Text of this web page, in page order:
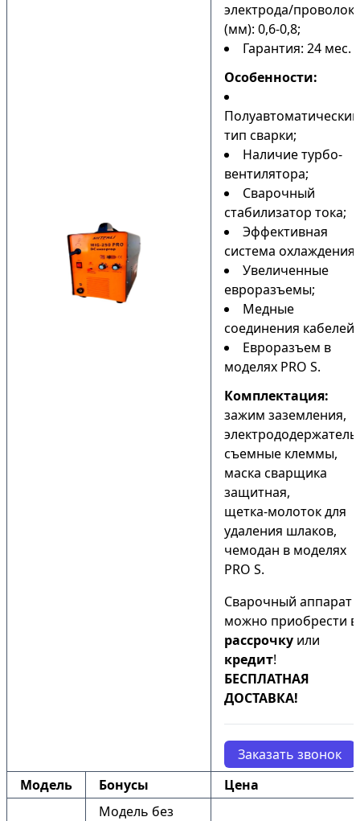
электрода/
(мм): 0,6-0,8;
Гарантия: 24 мес.
Особенности:
Полуавтоматический
тип сварки;
Наличие турбо-
вентилятора;
Сварочный
стабилизатор тока;
Эффективная
система охлаждения;
Увеличенные
евроразъемы;
Медные
соединения кабелей;
Евроразъем в
моделях PRO S.
Комплектация:
зажим заземления,
электрододержатель,
съемные клеммы,
маска сварщика
защитная,
щетка-молоток для
удаления шлаков,
чемодан в моделях
PRO S.
Сварочный аппарат
можно приобрести в
рассрочку или
кредит!
БЕСПЛАТНАЯ
ДОСТАВКА!
Заказать звонок
Модель
Бонусы Цена
Модель без